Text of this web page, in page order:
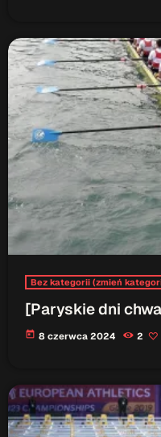
Bez kategorii (zmień
[Paryskie dni
today 8 czerwca 2024 2